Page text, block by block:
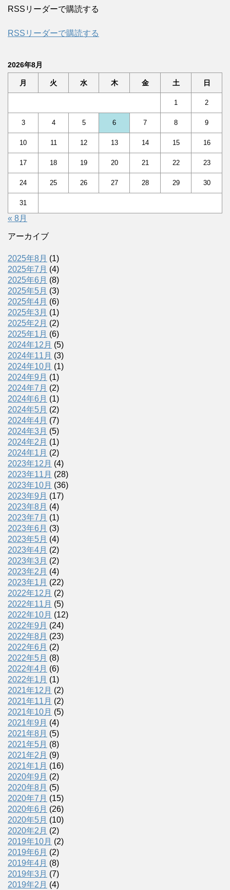
RSSリーダーで購読する
RSSリーダーで購読する
2026年8月
月 火 水 木 金 土 日
1 2
3 4 5 6 7 8 9
10 11 12 13 14 15 16
17 18 19 20 21 22 23
24 25 26 27 28 29 30
31
« 8月
アーカイブ
2025年8月 (1)
2025年7月 (4)
2025年6月 (8)
2025年5月 (3)
2025年4月 (6)
2025年3月 (1)
2025年2月 (2)
2025年1月 (6)
2024年12月 (5)
2024年11月 (3)
2024年10月 (1)
2024年9月 (1)
2024年7月 (2)
2024年6月 (1)
2024年5月 (2)
2024年4月 (7)
2024年3月 (5)
2024年2月 (1)
2024年1月 (2)
2023年12月 (4)
2023年11月 (28)
2023年10月 (36)
2023年9月 (17)
2023年8月 (4)
2023年7月 (1)
2023年6月 (3)
2023年5月 (4)
2023年4月 (2)
2023年3月 (2)
2023年2月 (4)
2023年1月 (22)
2022年12月 (2)
2022年11月 (5)
2022年10月 (12)
2022年9月 (24)
2022年8月 (23)
2022年6月 (2)
2022年5月 (8)
2022年4月 (6)
2022年1月 (1)
2021年12月 (2)
2021年11月 (2)
2021年10月 (5)
2021年9月 (4)
2021年8月 (5)
2021年5月 (8)
2021年2月 (9)
2021年1月 (16)
2020年9月 (2)
2020年8月 (5)
2020年7月 (15)
2020年6月 (26)
2020年5月 (10)
2020年2月 (2)
2019年10月 (2)
2019年6月 (2)
2019年4月 (8)
2019年3月 (7)
2019年2月 (4)